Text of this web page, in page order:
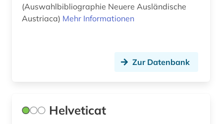
französische landesgeschichte (1)
färöer (1)
Sachsen (2)
Serbien (8)
(Auswahlbibliographie Neuere Ausländische
Austriaca) Mehr Informationen
Zur Datenbank
Helveticat